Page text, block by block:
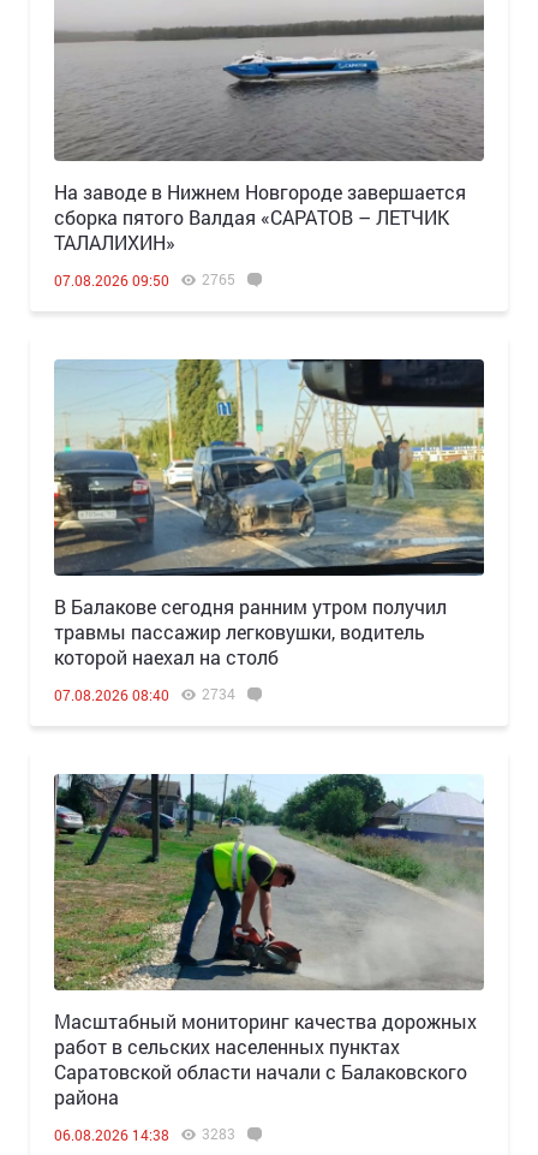
Н️а заводе в Нижнем Новгороде завершается
сборка пятого Валдая «САРАТОВ – ЛЕТЧИК
ТАЛАЛИХИН»
07.08.2026 09:50 2765
В Балакове сегодня ранним утром получил
травмы пассажир легковушки, водитель
которой наехал на столб
07.08.2026 08:40 2734
Масштабный мониторинг качества дорожных
работ в сельских населенных пунктах
Саратовской области начали с Балаковского
района
06.08.2026 14:38 3283